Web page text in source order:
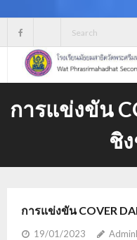
content
การแข่งขัน
ชิ
การแข่งขัน COVER
19/01/2023